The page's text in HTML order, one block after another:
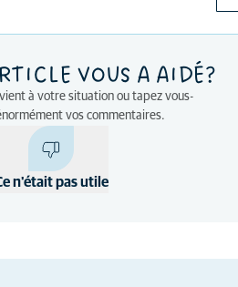
VOUS A AIDÉ?
à votre situation ou tapez vous-
vos commentaires.
n'était pas utile